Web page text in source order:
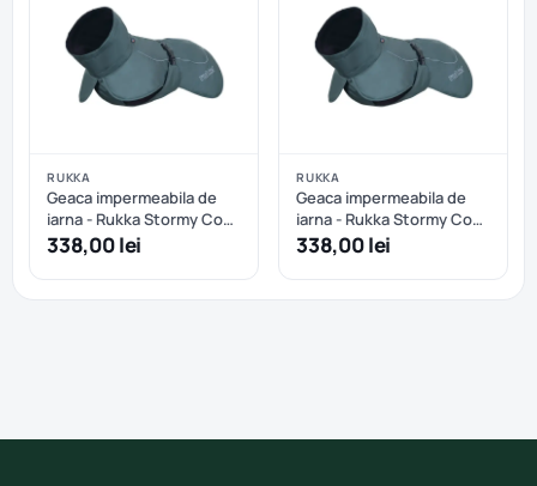
RUKKA
Geaca impermeabila de
iarna - Rukka Stormy Coat
- Dark Agave - 35 cm
338,00 lei
RUKKA
Geaca impermeabila de
iarna - Rukka Stormy Coat
- Dark Agave - 40 cm
338,00 lei